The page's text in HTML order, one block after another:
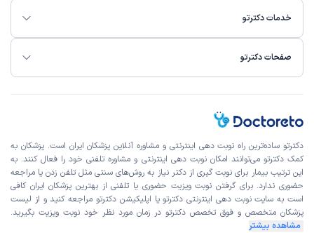
خدمات دکترتو
صفحات دکترتو
دکترتو ساده‌ترین راه نوبت‌ دهی اینترنتی و مشاوره آنلاین پزشکان ایران است. پزشکان به
کمک دکترتو می‌توانند امکان نوبت دهی اینترنتی و مشاوره تلفنی خود را فعال کنند. به
این ترتیب بیمار برای نوبت گیری از دکتر نیاز به روش‌های سنتی مثل تلفن زدن یا مراجعه
حضوری ندارد. برای گرفتن نوبت ویزیت حضوری یا تلفنی از بهترین پزشکان ایران کافی
است به سایت نوبت دهی اینترنتی دکترتو یا اپلیکیشن دکترتو مراجعه کنید و از لیست
پزشکان متخصص و فوق تخصص دکترتو در زمان مورد نظر خود نوبت ویزیت بگیرید.
مشاهده بیشتر